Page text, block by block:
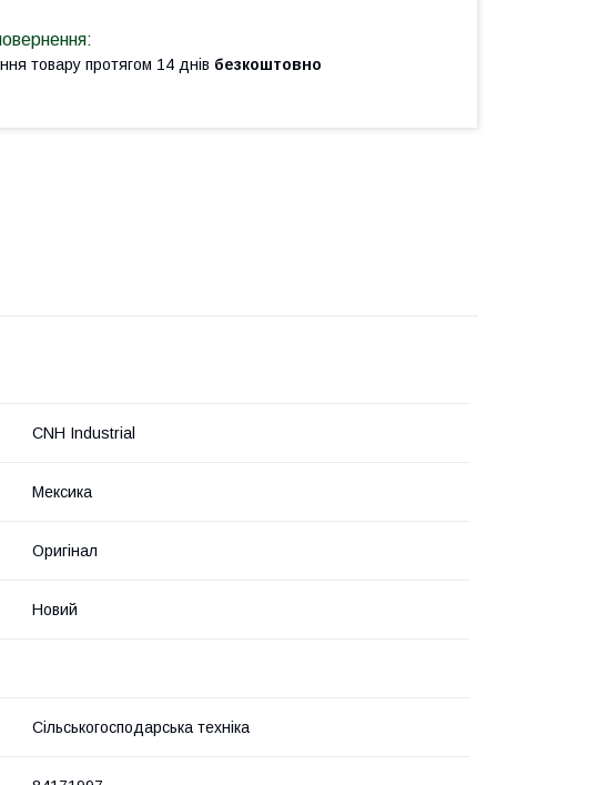
товару протягом 14 днів безкоштовно
CNH Industrial
Мексика
Оригінал
Новий
Сільськогосподарська техніка